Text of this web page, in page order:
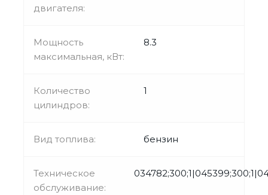
двигателя:
Мощность
максимальная, кВт:
8.3
Количество
цилиндров:
1
Вид топлива: бензин
Техническое
обслуживание: